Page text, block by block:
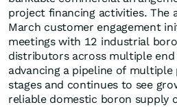
project financing activities. The
March customer engagement
meetings with 12 industrial
distributors across multiple end
advancing a pipeline of
stages and continues to see
reliable domestic boron supply